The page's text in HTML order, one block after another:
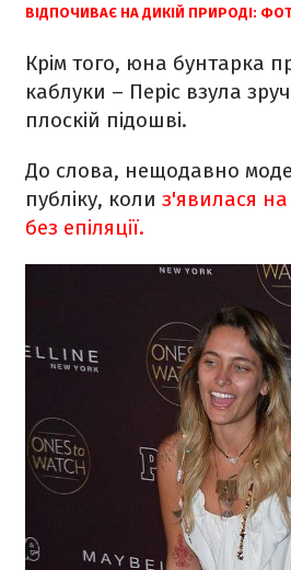
ВІДПОЧИВАЄ НА ДИКІЙ ПРИРОДІ:
Крім того, юна бунтарка
каблуки – Періс взула
плоскій підошві.
До слова, нещодавно
публіку, коли з'явилася на
без епіляції.